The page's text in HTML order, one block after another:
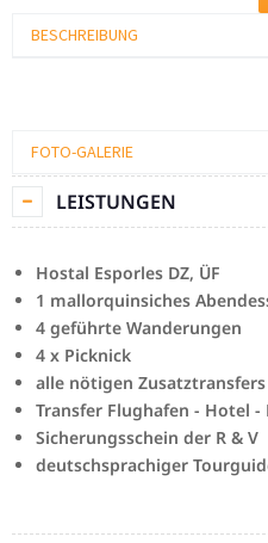
BESCHREIBUNG
FOTO-GALERIE
LEISTUNGEN
Hostal Esporles DZ, ÜF
1 mallorquinsiches
4 geführte Wanderungen
4 x Picknick
alle nötigen Zusatztransfers
Transfer Flughafen - Hotel -
Sicherungsschein der R & V
deutschsprachiger